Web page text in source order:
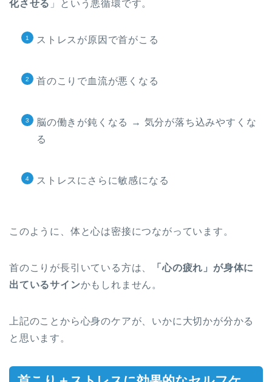
化させる 」という悪循環です。
ストレスが原因で首がこる
首のこりで血流が悪くなる
脳の働きが鈍くなる → 気分が落ち込みやすくな
る
ストレスにさらに敏感になる
このように、体と心は密接につながっています。
首のこりが長引いている方は、
「心の疲れ」が身体に
出ているサインかもしれません。
上記のことから心身のケアが、いかに大切かが分かる
と思います。